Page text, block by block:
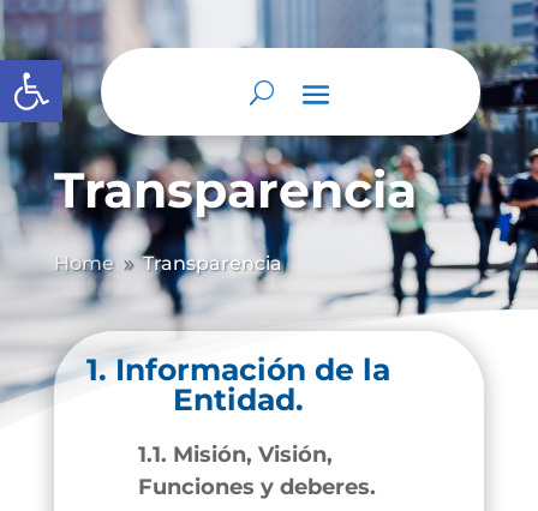
Abrir barra de herramientas
Transparencia
Home 9 Transparencia
1. Información de la
Entidad.
1.1. Misión, Visión,
Funciones y deberes.